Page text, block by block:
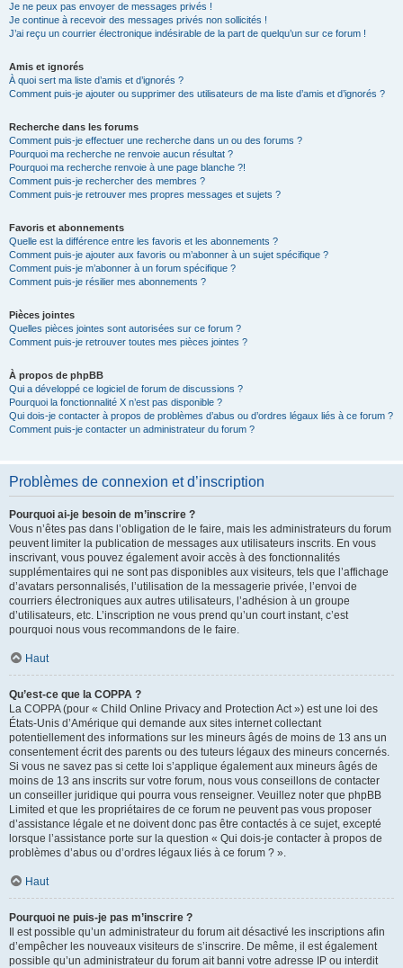
Je ne peux pas envoyer de messages privés !
Je continue à recevoir des messages privés non sollicités !
J’ai reçu un courrier électronique indésirable de la part de quelqu’un sur ce forum !
Amis et ignorés
À quoi sert ma liste d’amis et d’ignorés ?
Comment puis-je ajouter ou supprimer des utilisateurs de ma liste d’amis et d’ignorés ?
Recherche dans les forums
Comment puis-je effectuer une recherche dans un ou des forums ?
Pourquoi ma recherche ne renvoie aucun résultat ?
Pourquoi ma recherche renvoie à une page blanche ?!
Comment puis-je rechercher des membres ?
Comment puis-je retrouver mes propres messages et sujets ?
Favoris et abonnements
Quelle est la différence entre les favoris et les abonnements ?
Comment puis-je ajouter aux favoris ou m’abonner à un sujet spécifique ?
Comment puis-je m’abonner à un forum spécifique ?
Comment puis-je résilier mes abonnements ?
Pièces jointes
Quelles pièces jointes sont autorisées sur ce forum ?
Comment puis-je retrouver toutes mes pièces jointes ?
À propos de phpBB
Qui a développé ce logiciel de forum de discussions ?
Pourquoi la fonctionnalité X n’est pas disponible ?
Qui dois-je contacter à propos de problèmes d’abus ou d’ordres légaux liés à ce forum ?
Comment puis-je contacter un administrateur du forum ?
Problèmes de connexion et d’inscription
Pourquoi ai-je besoin de m’inscrire ?
Vous n’êtes pas dans l’obligation de le faire, mais les administrateurs du forum
peuvent limiter la publication de messages aux utilisateurs inscrits. En vous
inscrivant, vous pouvez également avoir accès à des fonctionnalités
supplémentaires qui ne sont pas disponibles aux visiteurs, tels que l’affichage
d’avatars personnalisés, l’utilisation de la messagerie privée, l’envoi de
courriers électroniques aux autres utilisateurs, l’adhésion à un groupe
d’utilisateurs, etc. L’inscription ne vous prend qu’un court instant, c’est
pourquoi nous vous recommandons de le faire.
Haut
Qu’est-ce que la COPPA ?
La COPPA (pour « Child Online Privacy and Protection Act ») est une loi des
États-Unis d’Amérique qui demande aux sites internet collectant
potentiellement des informations sur les mineurs âgés de moins de 13 ans un
consentement écrit des parents ou des tuteurs légaux des mineurs concernés.
Si vous ne savez pas si cette loi s’applique également aux mineurs âgés de
moins de 13 ans inscrits sur votre forum, nous vous conseillons de contacter
un conseiller juridique qui pourra vous renseigner. Veuillez noter que phpBB
Limited et que les propriétaires de ce forum ne peuvent pas vous proposer
d’assistance légale et ne doivent donc pas être contactés à ce sujet, excepté
lorsque l’assistance porte sur la question « Qui dois-je contacter à propos de
problèmes d’abus ou d’ordres légaux liés à ce forum ? ».
Haut
Pourquoi ne puis-je pas m’inscrire ?
Il est possible qu’un administrateur du forum ait désactivé les inscriptions afin
d’empêcher les nouveaux visiteurs de s’inscrire. De même, il est également
possible qu’un administrateur du forum ait banni votre adresse IP ou interdit